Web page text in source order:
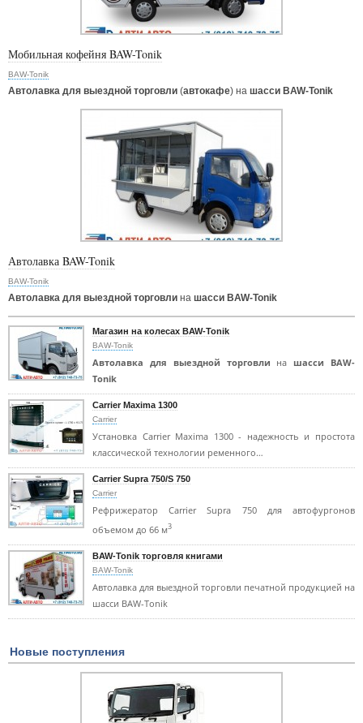
Мобильная кофейня BAW-Tonik
BAW-Tonik
Автолавка для выездной торговли (автокафе) на шасси BAW-Tonik
Автолавка BAW-Tonik
BAW-Tonik
Автолавка для выездной торговли на шасси BAW-Tonik
Магазин на колесах BAW-Tonik
BAW-Tonik
Автолавка для выездной торговли на шасси BAW-
Tonik
Carrier Maxima 1300
Carrier
Установка Carrier Maxima 1300 - надежность и простота
классической технологии ременного…
Carrier Supra 750/S 750
Carrier
Рефрижератор Carrier Supra 750 для автофургонов
объемом до 66 м3
BAW-Tonik торговля книгами
BAW-Tonik
Автолавка для выездной торговли печатной продукцией на
шасси BAW-Tonik
Новые поступления